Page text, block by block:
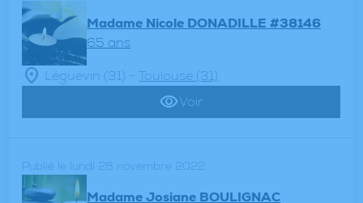
Madame Nicole DONADILLE #38146
65 ans
Léguevin (31) -Toulouse (31)
Voir
Publié le lundi 28 novembre 2022
Madame Josiane BOULIGNAC